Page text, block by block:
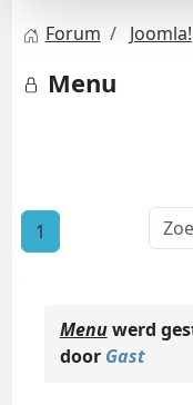
Forum Joomla!
Menu
1
Menuwerd
door Gast